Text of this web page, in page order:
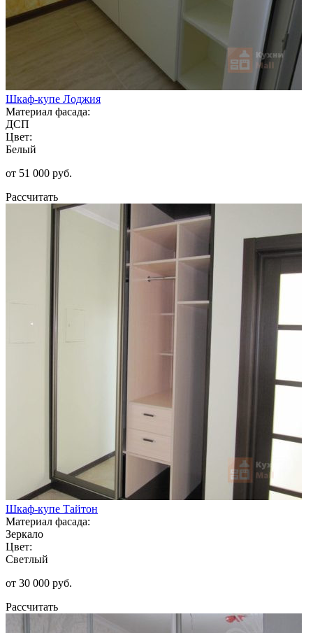
Шкаф-купе Лоджия
Материал фасада:
ДСП
Цвет:
Белый
от 51 000 руб.
Рассчитать
Шкаф-купе Тайтон
Материал фасада:
Зеркало
Цвет:
Светлый
от 30 000 руб.
Рассчитать